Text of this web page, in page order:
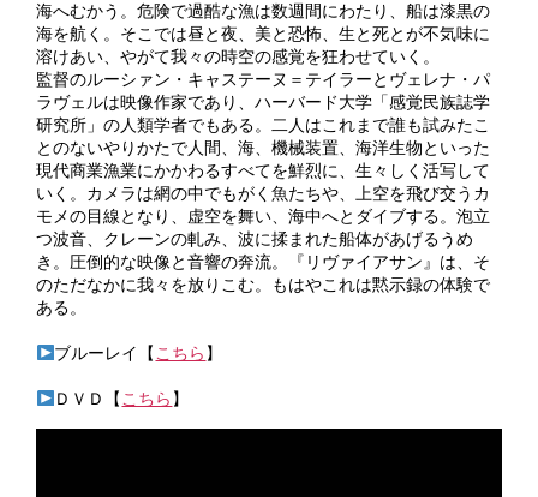
海へむかう。危険で過酷な漁は数週間にわたり、船は漆黒の
海を航く。そこでは昼と夜、美と恐怖、生と死とが不気味に
溶けあい、やがて我々の時空の感覚を狂わせていく。
監督のルーシァン・キャステーヌ＝テイラーとヴェレナ・パ
ラヴェルは映像作家であり、ハーバード大学「感覚民族誌学
研究所」の人類学者でもある。二人はこれまで誰も試みたこ
とのないやりかたで人間、海、機械装置、海洋生物といった
現代商業漁業にかかわるすべてを鮮烈に、生々しく活写して
いく。カメラは網の中でもがく魚たちや、上空を飛び交うカ
モメの目線となり、虚空を舞い、海中へとダイブする。泡立
つ波音、クレーンの軋み、波に揉まれた船体があげるうめ
き。圧倒的な映像と音響の奔流。『リヴァイアサン』は、そ
のただなかに我々を放りこむ。もはやこれは黙示録の体験で
ある。
ブルーレイ【 こちら 】
ＤＶＤ【 こちら 】